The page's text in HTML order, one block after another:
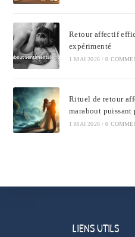
Retour affectif
expérimenté
1 MAI 2026 / 0
Rituel de retour
marabout puissant
1 MAI 2026 / 0
LIENS UTILS